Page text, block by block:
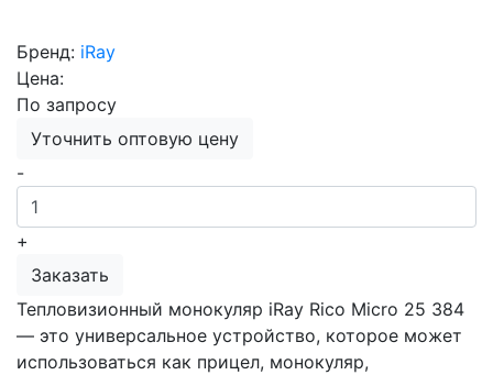
Бренд: iRay
Цена:
По запросу
Уточнить оптовую цену
-
+
Заказать
Тепловизионный монокуляр iRay Rico Micro 25 384
— это универсальное устройство, которое может
использоваться как прицел, монокуляр,